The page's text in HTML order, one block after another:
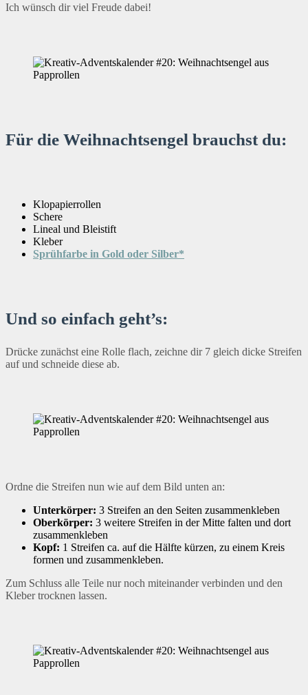
Ich wünsch dir viel Freude dabei!
Für die Weihnachtsengel brauchst du:
Klopapierrollen
Schere
Lineal und Bleistift
Kleber
Sprühfarbe in Gold oder Silber*
Und so einfach geht’s:
Drücke zunächst eine Rolle flach, zeichne dir 7 gleich dicke Streifen
auf und schneide diese ab.
Ordne die Streifen nun wie auf dem Bild unten an:
Unterkörper: 3 Streifen an den Seiten zusammenkleben
Oberkörper: 3 weitere Streifen in der Mitte falten und dort
zusammenkleben
Kopf: 1 Streifen ca. auf die Hälfte kürzen, zu einem Kreis
formen und zusammenkleben.
Zum Schluss alle Teile nur noch miteinander verbinden und den
Kleber trocknen lassen.